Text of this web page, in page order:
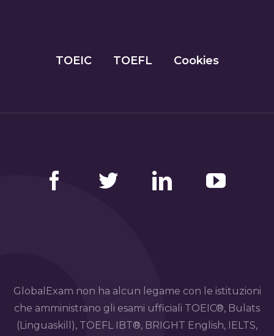
TOEIC TOEFL Cookies
GlobalExam non ha alcun legame con le istituzioni
che amministrano gli esami ufficiali TOEIC®, Bulats
(Linguaskill), TOEFL IBT®, BRIGHT English, IELTS,